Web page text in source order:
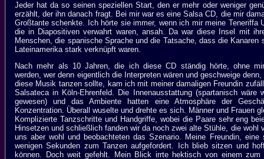
Jeder hat da so seinen speziellen Start, den er mehr oder weniger
erzählt, der ihn danach fragt. Bei mir war es eine Salsa CD, die mir
Großtante schenkte. Ich hörte sie immer, wenn ich mir meine Teneriffa
die in Diapositiven verwahrt waren, ansah. Da war diese Insel mit
Menschen, die spanische Sprache und die Tatsache, dass die Kanaren
Lateinamerika stark verknüpft waren.
Nach mehr als 10 Jahren, die ich diese CD ständig hörte, ohne
werden, wer denn eigentlich die Interpreten wären und geschweige
diese Musik tanzen sollte, kam ich mit meiner damaligen Freundin
Salsateca in Köln-Ehrenfeld. Die Innenausstattung (spartanisch wäre
gewesen) und das Ambiente hatten eine Atmosphäre der
Konzentration. Überall wuselte und drehte es sich. Männer und Frauen
Komplizierte Tanzschritte und Handgriffe, wobei die Paare sehr eng
Hinsetzen und schließlich fanden wir da noch zwei alte Stühle, die
uns aber wohl und beobachteten das Szenario. Meine Freundin,
wenigen Sekunden zum Tanzen aufgefordert. Ich blieb sitzen und
können. Doch weit gefehlt. Mein Blick irrte hektisch von einem